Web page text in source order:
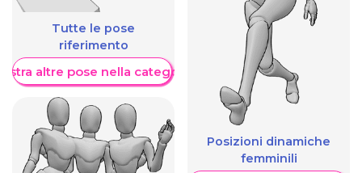
Tutte le pose
riferimento
altre pose nella categoria
Posizioni dinamiche
femminili